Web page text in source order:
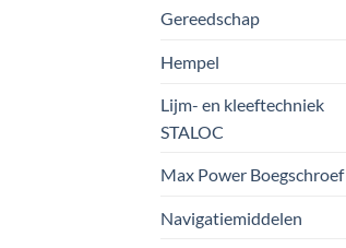
Gereedschap
Hempel
Lijm- en kleeftechniek
STALOC
Max Power Boegschroef
Navigatiemiddelen